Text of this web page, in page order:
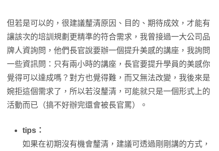
但若是可以的，很建議釐清原因、目的、期待成效，才能有
讓該次的培訓規劃更精準的符合需求，我曾接過一大公司品
牌人資詢問，他們長官說要辦一個提升美感的講座，我詢問
一些資訊問：只有兩小時的講座，長官要提升學員的美感你
覺得可以達成嗎？對方也覺得難，而又無法改變，我後來是
婉拒這個需求了，所以若沒釐清，可能就只是一個形式上的
活動而已（搞不好辦完還會被長官罵）。
tips：
如果在初期沒有機會釐清，建議可透過剛剛講的方式，